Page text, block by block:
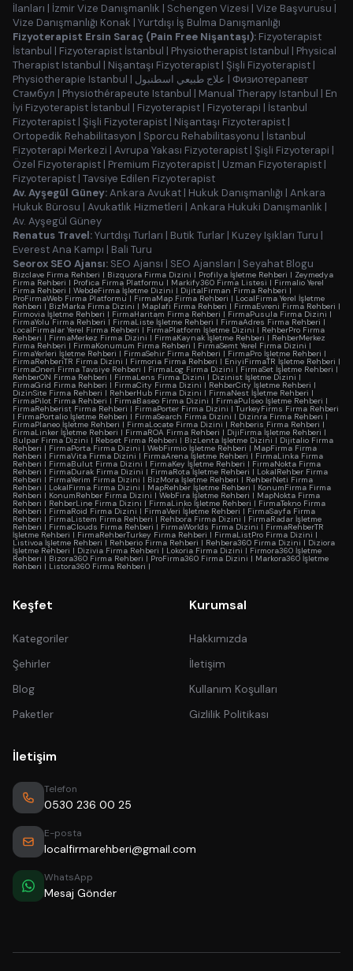
İlanları | İzmir Vize Danışmanlık | Schengen Vizesi | Vize Başvurusu |
Vize Danışmanlığı Konak | Yurtdışı İş Bulma Danışmanlığı
Fizyoterapist Ersin Saraç (Pain Free Nişantaşı): Fizyoterapist
İstanbul | Fizyoterapist İstanbul | Physiotherapist Istanbul | Physical
Therapist Istanbul | Nişantaşı Fizyoterapist | Şişli Fizyoterapist |
Physiotherapie Istanbul | علاج طبيعي اسطنبول | Физиотерапевт
Стамбул | Physiothérapeute Istanbul | Manual Therapy Istanbul | En
İyi Fizyoterapist İstanbul | Fizyoterapist | Fizyoterapi | İstanbul
Fizyoterapist | Şişli Fizyoterapist | Nişantaşı Fizyoterapist |
Ortopedik Rehabilitasyon | Sporcu Rehabilitasyonu | İstanbul
Fizyoterapi Merkezi | Avrupa Yakası Fizyoterapist | Şişli Fizyoterapi |
Özel Fizyoterapist | Premium Fizyoterapist | Uzman Fizyoterapist |
Fizyoterapist | Tavsiye Edilen Fizyoterapist
Av. Ayşegül Güney:Ankara Avukat | Hukuk Danışmanlığı | Ankara
Hukuk Bürosu | Avukatlık Hizmetleri | Ankara Hukuki Danışmanlık |
Av. Ayşegül Güney
Renatus Travel:Yurtdışı Turları | Butik Turlar | Kuzey Işıkları Turu |
Everest Ana Kampı | Bali Turu
Seorox SEO Ajansı: SEO Ajansı | SEO Ajansları | Seyahat Blogu
Bizclave Firma Rehberi | Bizquora Firma Dizini | Profilya İşletme Rehberi | Zeymedya
Firma Rehberi | Profica Firma Platformu | Markify360 Firma Listesi | Firmalio Yerel
Firma Rehberi | WebdeFirma İşletme Dizini | DijitalFirman Firma Rehberi |
ProFirmaWeb Firma Platformu | FirmaMap Firma Rehberi | LocalFirma Yerel İşletme
Rehberi | BizMarka Firma Dizini | Maplafi Firma Rehberi | FirmaEvreni Firma Rehberi |
Firmovia İşletme Rehberi | FirmaHaritam Firma Rehberi | FirmaPusula Firma Dizini |
FirmaYolu Firma Rehberi | FirmaListe İşletme Rehberi | FirmaAdres Firma Rehberi |
LocalFirmalar Yerel Firma Rehberi | FirmaPlatform İşletme Dizini | RehberPro Firma
Rehberi | FirmaMerkez Firma Dizini | FirmaKaynak İşletme Rehberi | RehberMerkez
Firma Rehberi | FirmaKonumum Firma Rehberi | FirmaSemt Yerel Firma Dizini |
FirmaYerleri İşletme Rehberi | FirmaSehir Firma Rehberi | FirmaPro İşletme Rehberi |
FirmaRehberiTR Firma Dizini | Firmoria Firma Rehberi | EniyiFirmaTR İşletme Rehberi |
FirmaOneri Firma Tavsiye Rehberi | FirmaLog Firma Dizini |FirmaSet İşletme Rehberi |
RehberON Firma Rehberi | FirmaLens Firma Dizini | Dizinist İşletme Dizini |
FirmaGrid Firma Rehberi | FirmaCity Firma Dizini | RehberCity İşletme Rehberi |
DizinSite Firma Rehberi | RehberHub Firma Dizini | FirmaNest İşletme Rehberi |
FirmaPilot Firma Rehberi | FirmaBaseo Firma Dizini | FirmaPulseo İşletme Rehberi |
FirmaRehberist Firma Rehberi | FirmaPorter Firma Dizini | TurkeyFirms Firma Rehberi
| FirmaPortalio İşletme Rehberi | FirmaSearch Firma Dizini | Dizinra Firma Rehberi |
FirmaPlaneo İşletme Rehberi | FirmaLocate Firma Dizini | Rehberis Firma Rehberi |
FirmaLinker İşletme Rehberi | FirmaROA Firma Rehberi | DijiFirma İşletme Rehberi |
Bulpar Firma Dizini | Rebset Firma Rehberi | BizLenta İşletme Dizini | Dijitalio Firma
Rehberi | FirmaPorta Firma Dizini | WebFirmio İşletme Rehberi | MapFirma Firma
Rehberi | FirmaVita Firma Dizini | FirmaArena İşletme Rehberi | FirmaLinka Firma
Rehberi | FirmaBulut Firma Dizini | FirmaKey İşletme Rehberi | FirmaNokta Firma
Rehberi | FirmaDurak Firma Dizini | FirmaRota İşletme Rehberi | LokalRehber Firma
Rehberi | FirmaYerim Firma Dizini | BizMora İşletme Rehberi | RehberNeti Firma
Rehberi | LokalFirma Firma Dizini | MapRehber İşletme Rehberi | KonumFirma Firma
Rehberi | KonumRehber Firma Dizini | WebFira İşletme Rehberi | MapNokta Firma
Rehberi | RehberLine Firma Dizini | FirmaLinko İşletme Rehberi | FirmaTekno Firma
Rehberi | FirmaRoid Firma Dizini | FirmaVeri İşletme Rehberi | FirmaSayfa Firma
Rehberi | FirmaListem Firma Rehberi | Rehbora Firma Dizini | FirmaRadar İşletme
Rehberi | FirmaClouds Firma Rehberi | FirmaWorlds Firma Dizini | FirmaRehberTR
İşletme Rehberi | FirmaRehberTurkey Firma Rehberi | FirmaListPro Firma Dizini |
Listivoa İşletme Rehberi | Rehberio Firma Rehberi | Rehbera360 Firma Dizini | Diziora
İşletme Rehberi | Dizivia Firma Rehberi | Lokoria Firma Dizini | Firmora360 İşletme
Rehberi | Bizora360 Firma Rehberi | ProFirma360 Firma Dizini | Markora360 İşletme
Rehberi | Listora360 Firma Rehberi |
Keşfet
Kategoriler
Şehirler
Blog
Paketler
Kurumsal
Hakkımızda
İletişim
Kullanım Koşulları
Gizlilik Politikası
İletişim
Telefon
0530 236 00 25
E-posta
localfirmarehberi@gmail.com
WhatsApp
Mesaj Gönder